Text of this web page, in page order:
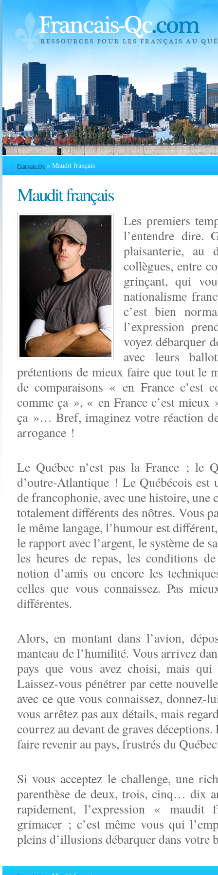
Français Qc » Maudit français
Maudit français
Les premiers
l’entendre dire.
plaisanterie, au
collègues, entre
grinçant, qui
nationalisme
c’est bien
l’expression
voyez débarquer
avec leurs
prétentions de mieux faire que tout le
de comparaisons « en France c’est
comme ça », « en France c’est
ça »… Bref, imaginez votre réaction
arrogance !
Le Québec n’est pas la France ; le
d’outre-Atlantique ! Le Québécois
de francophonie, avec une histoire, une
totalement différents des nôtres. Vous
le même langage, l’humour est
le rapport avec l’argent, le système de
les heures de repas, les conditions
notion d’amis ou encore les
celles que vous connaissez. Pas
différentes.
Alors, en montant dans l’avion,
manteau de l’humilité. Vous arrivez
pays que vous avez choisi, mais
Laissez-vous pénétrer par cette
avec ce que vous connaissez, donnez-
vous arrêtez pas aux détails, mais
courrez au devant de graves
faire revenir au pays, frustrés du
Si vous acceptez le challenge, une
parenthèse de deux, trois, cinq… dix
rapidement, l’expression «
grimacer ; c’est même vous qui
pleins d’illusions débarquer dans votre